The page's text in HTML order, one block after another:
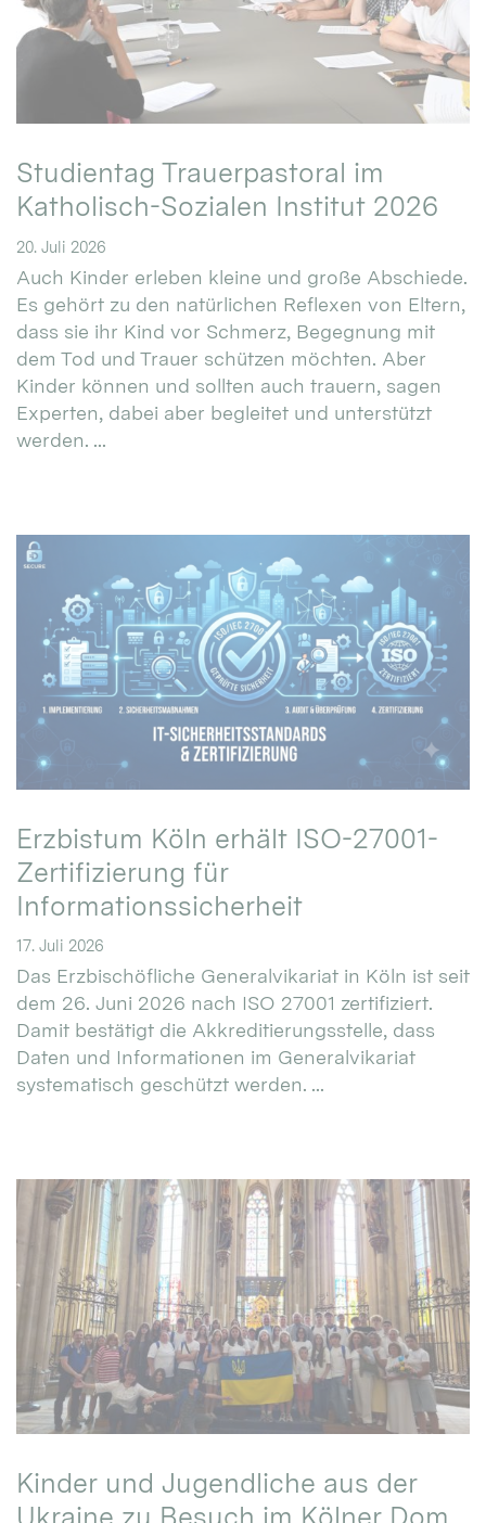
Studientag Trauerpastoral im
Katholisch-Sozialen Institut 2026
20. Juli 2026
Auch Kinder erleben kleine und große Abschiede.
Es gehört zu den natürlichen Reflexen von Eltern,
dass sie ihr Kind vor Schmerz, Begegnung mit
dem Tod und Trauer schützen möchten. Aber
Kinder können und sollten auch trauern, sagen
Experten, dabei aber begleitet und unterstützt
werden. ...
Erzbistum Köln erhält ISO-27001-
Zertifizierung für
Informationssicherheit
17. Juli 2026
Das Erzbischöfliche Generalvikariat in Köln ist seit
dem 26. Juni 2026 nach ISO 27001 zertifiziert.
Damit bestätigt die Akkreditierungsstelle, dass
Daten und Informationen im Generalvikariat
systematisch geschützt werden. ...
Kinder und Jugendliche aus der